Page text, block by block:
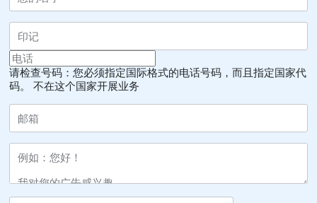
请检查号码：您必须指定国际格式的电话号码，而且指定国家代
码。
不在这个国家开展业务